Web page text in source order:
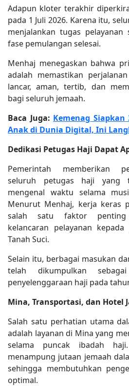
Adapun kloter terakhir
pada 1 Juli 2026. Karena itu,
menjalankan tugas pelayanan
fase pemulangan selesai.
Menhaj menegaskan bahwa
adalah memastikan
lancar, aman, tertib, dan
bagi seluruh jemaah.
Baca Juga: Kemenag
Anak di Dunia Digital, Ini
Dedikasi Petugas Haji Dapat
Pemerintah memberikan
seluruh petugas haji yang
mengenal waktu selama
Menurut Menhaj, kerja keras
salah satu faktor penting
kelancaran pelayanan
Tanah Suci.
Selain itu, berbagai masukan
telah dikumpulkan
penyelenggaraan haji pada
Mina, Transportasi, dan Hotel
Salah satu perhatian utama
adalah layanan di Mina yang
selama puncak ibadah
menampung jutaan jemaah
sehingga membutuhkan
optimal.